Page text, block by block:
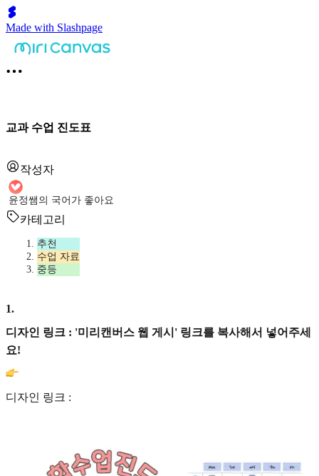
Made with Slashpage
교과 수업 진도표
작성자
윤정쌤의 국어가 좋아요
카테고리
추천
수업 자료
중등
1.
디자인 링크 : '미리캔버스 웹 게시' 링크를 복사해서 넣어주세
요!
디자인 링크 :